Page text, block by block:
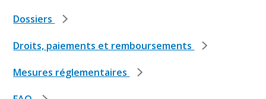
Dossiers
Droits, paiements et remboursements
Mesures réglementaires